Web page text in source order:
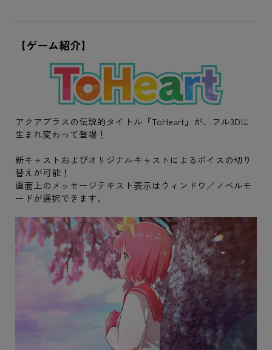
【ゲーム紹介】
アクアプラスの伝説的タイトル『ToHeart』が、フル3Dに
生まれ変わって登場！
新キャストおよびオリジナルキャストによるボイスの切り
替えが可能！
画面上のメッセージテキスト表示はウィンドウ／ノベルモ
ードが選択できます。